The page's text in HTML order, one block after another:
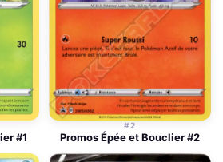
#1
#2
Promos Épée et Bouclier #2